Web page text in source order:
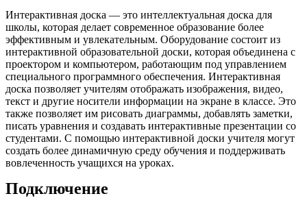
Интерактивная доска — это интеллектуальная доска для
школы, которая делает современное образование более
эффективным и увлекательным. Оборудование состоит из
интерактивной образовательной доски, которая объединена с
проектором и компьютером, работающим под управлением
специального программного обеспечения. Интерактивная
доска позволяет учителям отображать изображения, видео,
текст и другие носители информации на экране в классе. Это
также позволяет им рисовать диаграммы, добавлять заметки,
писать уравнения и создавать интерактивные презентации со
студентами. С помощью интерактивной доски учителя могут
создать более динамичную среду обучения и поддерживать
вовлеченность учащихся на уроках.
Подключение